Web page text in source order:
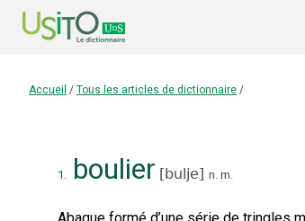
Accueil / Tous les articles de dictionnaire /
1. boulier [bulje] n. m.